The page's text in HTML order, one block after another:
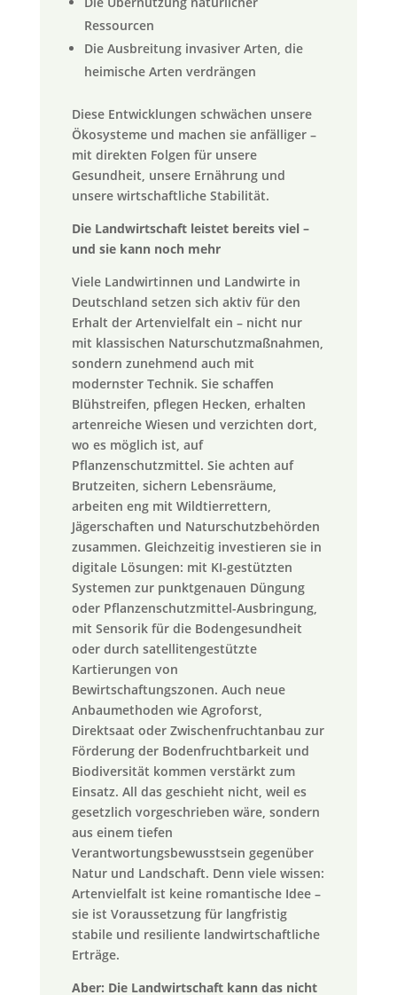
Ressourcen
Die Ausbreitung invasiver Arten, die
heimische Arten verdrängen
Diese Entwicklungen schwächen unsere
Ökosysteme und machen sie anfälliger –
mit direkten Folgen für unsere
Gesundheit, unsere Ernährung und
unsere wirtschaftliche Stabilität.
Die Landwirtschaft leistet bereits viel –
und sie kann noch mehr
Viele Landwirtinnen und Landwirte in
Deutschland setzen sich aktiv für den
Erhalt der Artenvielfalt ein – nicht nur
mit klassischen Naturschutzmaßnahmen,
sondern zunehmend auch mit
modernster Technik. Sie schaffen
Blühstreifen, pflegen Hecken, erhalten
artenreiche Wiesen und verzichten dort,
wo es möglich ist, auf
Pflanzenschutzmittel. Sie achten auf
Brutzeiten, sichern Lebensräume,
arbeiten eng mit Wildtierrettern,
Jägerschaften und Naturschutzbehörden
zusammen. Gleichzeitig investieren sie in
digitale Lösungen: mit KI-gestützten
Systemen zur punktgenauen Düngung
oder Pflanzenschutzmittel-Ausbringung,
mit Sensorik für die Bodengesundheit
oder durch satellitengestützte
Kartierungen von
Bewirtschaftungszonen. Auch neue
Anbaumethoden wie Agroforst,
Direktsaat oder Zwischenfruchtanbau zur
Förderung der Bodenfruchtbarkeit und
Biodiversität kommen verstärkt zum
Einsatz. All das geschieht nicht, weil es
gesetzlich vorgeschrieben wäre, sondern
aus einem tiefen
Verantwortungsbewusstsein gegenüber
Natur und Landschaft. Denn viele wissen:
Artenvielfalt ist keine romantische Idee –
sie ist Voraussetzung für langfristig
stabile und resiliente landwirtschaftliche
Erträge.
Aber: Die Landwirtschaft kann das nicht